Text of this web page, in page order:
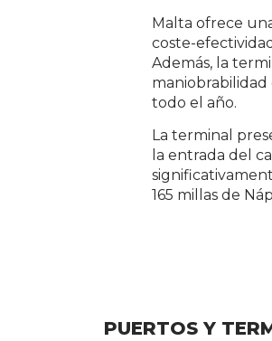
Malta ofrece
coste-
Además, la
todo el año.
La terminal
la entrada del
165 millas de
PUERTOS Y